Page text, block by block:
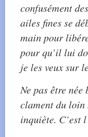
confusément
ailes fines se
main pour
pour qu’il lui
je les veux sur
Ne pas être
clament du loin
inquiète. C’est